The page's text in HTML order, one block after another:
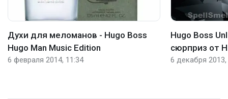
Духи для меломанов - Hugo Boss
Hugo Man Music Edition
6 февраля 2014, 11:34
Hugo Boss
сюрприз от
6 декабря 2013,